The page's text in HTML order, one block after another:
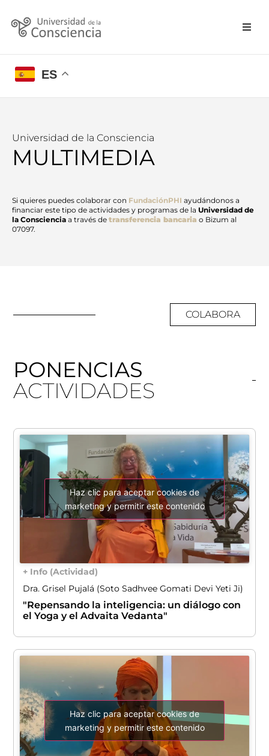
ES
Universidad de la Consciencia
MULTIMEDIA
Si quieres puedes colaborar con FundaciónPHI ayudándonos a
financiar este tipo de actividades y programas de la Universidad de
la Consciencia a través de transferencia bancaria o Bizum al
07097.
COLABORA
PONENCIAS
ACTIVIDADES
Haz clic para aceptar cookies de
marketing y permitir este contenido
+ Info (Actividad)
Dra. Grisel Pujalá (Soto Sadhvee Gomati Devi Yeti Ji)
"Repensando la inteligencia: un diálogo con
el Yoga y el Advaita Vedanta"
Haz clic para aceptar cookies de
marketing y permitir este contenido